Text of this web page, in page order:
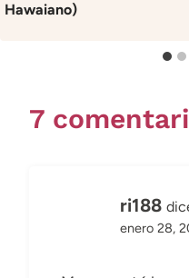
Hawaiano)
7
ri188
enero 28,